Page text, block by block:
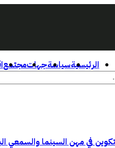
الرئيسيةسياسةجهاتمجتمع